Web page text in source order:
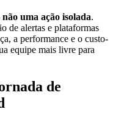
não uma ação isolada.
de alertas e plataformas
a performance e o custo-
equipe mais livre para
de